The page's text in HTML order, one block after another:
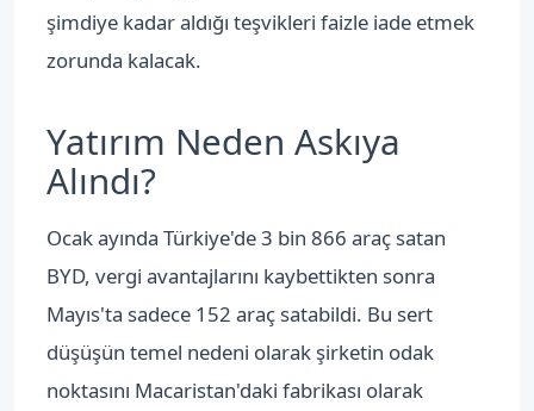
şimdiye kadar aldığı teşvikleri faizle iade etmek
zorunda kalacak.
Yatırım Neden Askıya
Alındı?
Ocak ayında Türkiye'de 3 bin 866 araç satan
BYD, vergi avantajlarını kaybettikten sonra
Mayıs'ta sadece 152 araç satabildi. Bu sert
düşüşün temel nedeni olarak şirketin odak
noktasını Macaristan'daki fabrikası olarak